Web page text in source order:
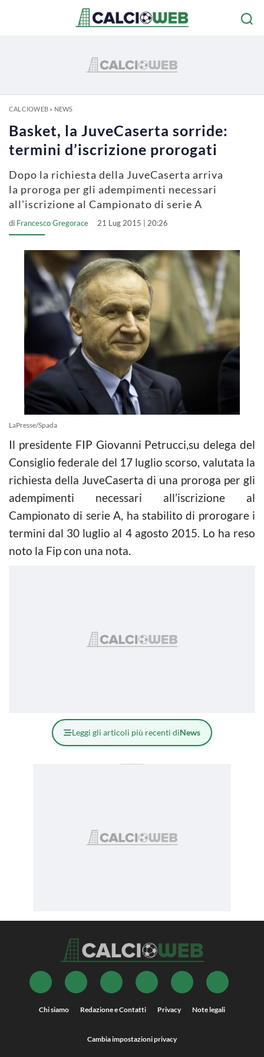
CALCIOWEB» NEWS
Basket, la JuveCaserta sorride:
termini d’iscrizione prorogati
Dopo la richiesta della JuveCaserta arriva
la proroga per gli adempimenti necessari
all'iscrizione al Campionato di serie A
di Francesco Gregorace 21 Lug 2015 | 20:26
LaPresse/Spada
Il presidente FIP Giovanni Petrucci,su delega del
Consiglio federale del 17 luglio scorso, valutata la
richiesta della JuveCaserta di una proroga per gli
adempimenti necessari all’iscrizione al
Campionato di serie A, ha stabilito di prorogare i
termini dal 30 luglio al 4 agosto 2015. Lo ha reso
noto la Fip con una nota.
Leggi gli articoli più recenti diNews
Chi siamo Redazione e Contatti Privacy Note legali
Cambia impostazioni privacy